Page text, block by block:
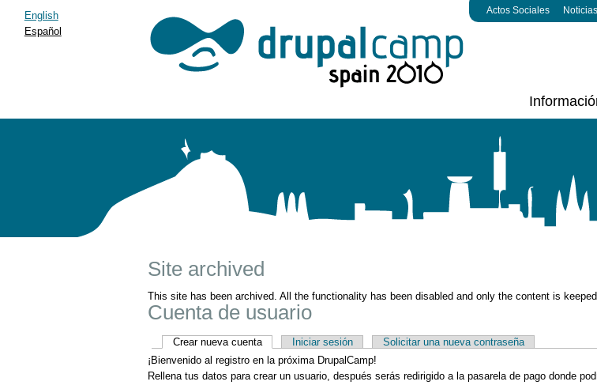
Actos Sociales Noticias
Site archived
This site has been archived. All the functionality has been disabled and only the content is
Cuenta de usuario
Crear nueva cuenta Iniciar sesión
Solicitar una nueva contraseña
¡Bienvenido al registro en la próxima DrupalCamp!
Rellena tus datos para crear un usuario, después serás redirigido a la pasarela de pago donde
English
Español